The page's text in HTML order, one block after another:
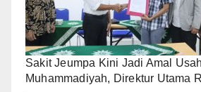
Sakit Jeumpa Kini Jadi Amal
Muhammadiyah, Direktur Utama